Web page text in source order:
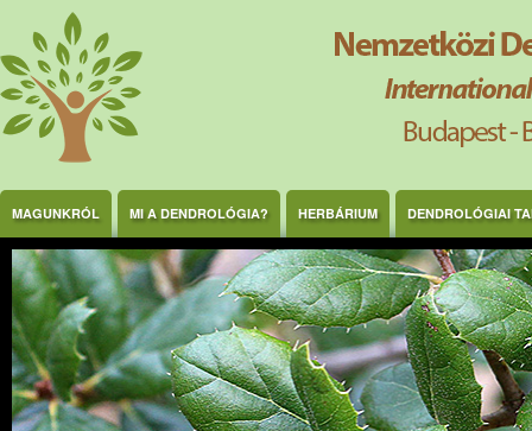
Ugrás a tartalomra
MAGUNKRÓL MI A DENDROLÓGIA? HERBÁRIUM DENDROLÓGIAI